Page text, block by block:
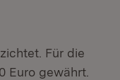
Für die
Euro gewährt.